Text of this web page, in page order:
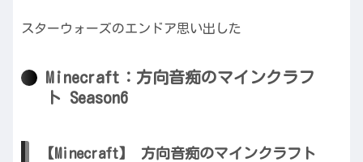
スターウォーズのエンドア思い出した
Minecraft：方向音痴のマインクラフ
ト Season6
【Minecraft】 方向音痴のマインクラフト